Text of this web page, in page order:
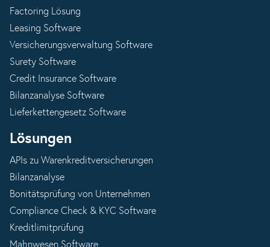
Factoring Lösung
Leasing Software
Versicherungsverwaltung Software
Surety Software
Credit Insurance Software
Bilanzanalyse Software
Lieferkettengesetz Software
Lösungen
APIs zu Warenkreditversicherungen
Bilanzanalyse
Bonitätsprüfung von Unternehmen
Compliance Check & KYC Software
Kreditlimitprüfung
Mahnwesen Software